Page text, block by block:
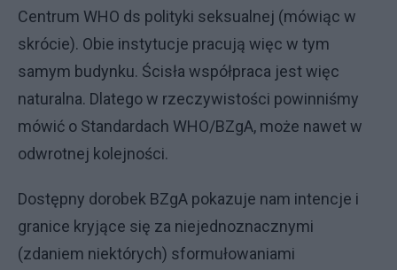
Centrum WHO ds polityki seksualnej (mówiąc w
skrócie). Obie instytucje pracują więc w tym
samym budynku. Ścisła współpraca jest więc
naturalna. Dlatego w rzeczywistości powinniśmy
mówić o Standardach WHO/BZgA, może nawet w
odwrotnej kolejności.
Dostępny dorobek BZgA pokazuje nam intencje i
granice kryjące się za niejednoznacznymi
(zdaniem niektórych) sformułowaniami